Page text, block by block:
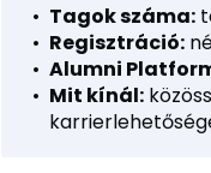
Tagok száma:
Regisztráció:
Alumni
Mit kínál: